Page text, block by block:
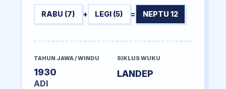
RABU (7) + LEGI (5) = NEPTU 12
TAHUN JAWA / WINDU
1930
ADI
SIKLUS WUKU
LANDEP